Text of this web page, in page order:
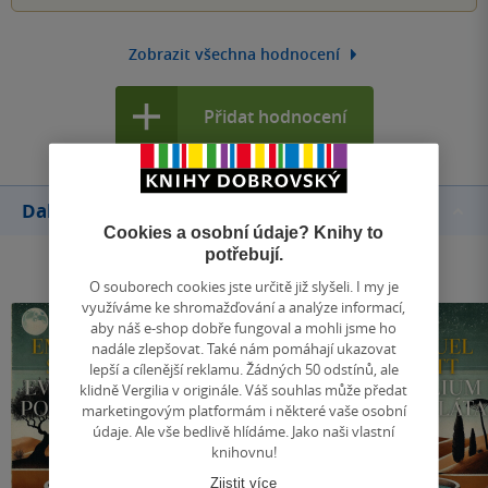
Zobrazit všechna hodnocení
Přidat hodnocení
Další knihy autora
Cookies a osobní údaje? Knihy to
potřebují.
O souborech cookies jste určitě již slyšeli. I my je
využíváme ke shromažďování a analýze informací,
aby náš e-shop dobře fungoval a mohli jsme ho
nadále zlepšovat. Také nám pomáhají ukazovat
lepší a cílenější reklamu. Žádných 50 odstínů, ale
klidně Vergilia v originále. Váš souhlas může předat
marketingovým platformám i některé vaše osobní
údaje. Ale vše bedlivě hlídáme. Jako naši vlastní
knihovnu!
Zjistit více